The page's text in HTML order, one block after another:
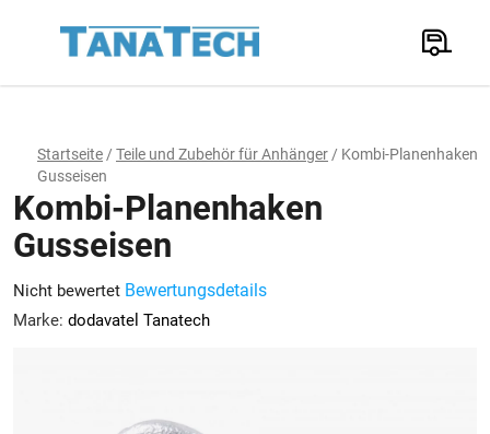
Suchen
Startseite / Teile und Zubehör für Anhänger / Kombi-Planenhaken
Gusseisen
Kombi-Planenhaken
Gusseisen
Die
durchschnittliche
Nicht bewertet Bewertungsdetails
Marke: dodavatel Tanatech